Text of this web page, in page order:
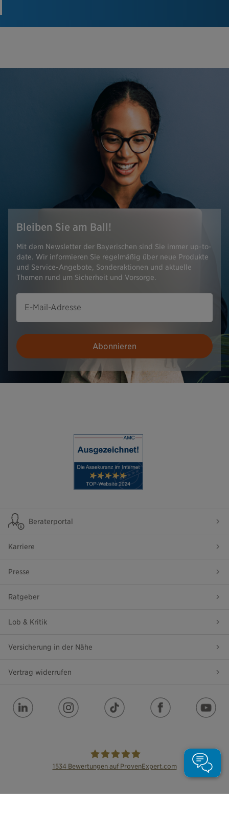
Bleiben Sie am Ball!
Mit dem Newsletter der Bayerischen sind Sie immer up-to-
date. Wir informieren Sie regelmäßig über neue Produkte
und Service-Angebote, Sonderaktionen und aktuelle
Themen rund um Sicherheit und Vorsorge.
E-Mail-Adresse
Abonnieren
Beraterportal
Karriere
Presse
Ratgeber
Lob & Kritik
Versicherung in der Nähe
Vertrag widerrufen
1534 Bewertungen auf ProvenExpert.com